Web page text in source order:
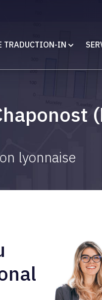
TRADUCTION-IN
lyonnaise